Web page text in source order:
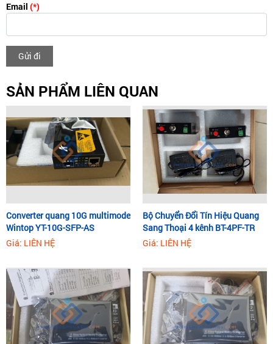
Email (*)
Gửi đi
SẢN PHẨM LIÊN QUAN
Converter quang 10G multimode
Wintop YT-10G-SFP-AS
Giá: LIÊN HỆ
Bộ Chuyển Đổi Tín Hiệu Quang
Sang Thoại 4 kênh BT-4PF-TR
Giá: LIÊN HỆ